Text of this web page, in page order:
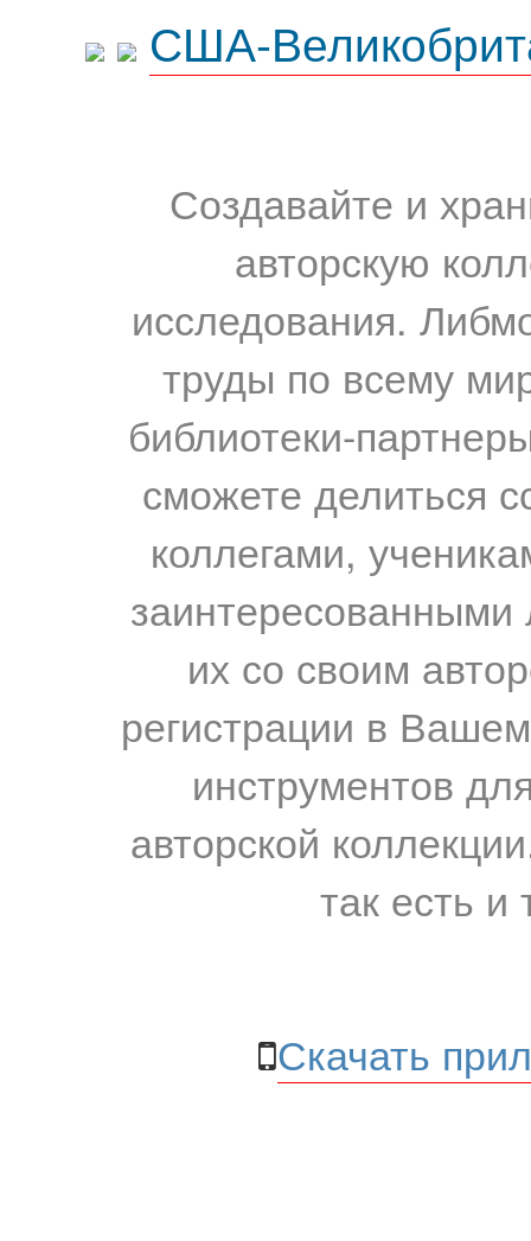
США-
Создавайте и
авторскую
исследования.
труды по всему
библиотеки-
сможете делиться
коллегами,
их со своим
регистрации в
инструментов
авторской
так есть и
Скачать